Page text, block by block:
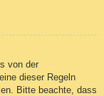
von der
dieser Regeln
Bitte beachte, dass